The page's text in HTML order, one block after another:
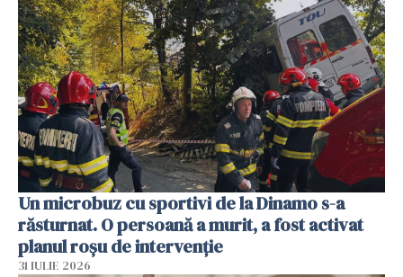
Un microbuz cu sportivi de la Dinamo s-a
răsturnat. O persoană a murit, a fost activat
planul roșu de intervenție
31 IULIE 2026